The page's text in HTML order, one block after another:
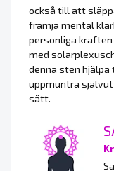
också till att
främja mental
personliga
med
denna sten
uppmuntra
sätt.